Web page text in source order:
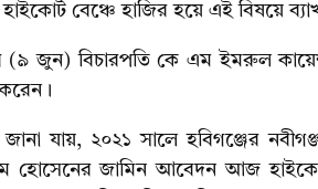
বেঞ্চে হাজির হয়ে এই বিষয়ে
জুন) বিচারপতি কে এম ইমরুল কায়েশ
যায়, ২০২১ সালে হবিগঞ্জের
হোসেনের জামিন আবেদন আজ